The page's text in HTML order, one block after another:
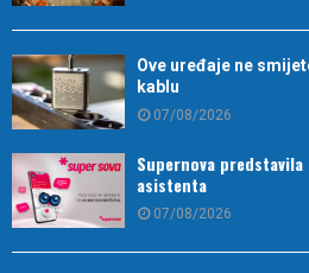
Ove uređaje ne
kablu
07/08/2026
Supernova
asistenta
07/08/2026